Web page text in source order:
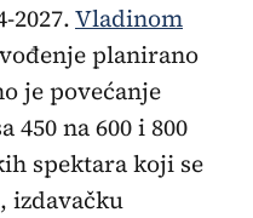
2027.Vladinom
planirano
je povećanje
450 na 600 i 800
spektara koji se
izdavačku